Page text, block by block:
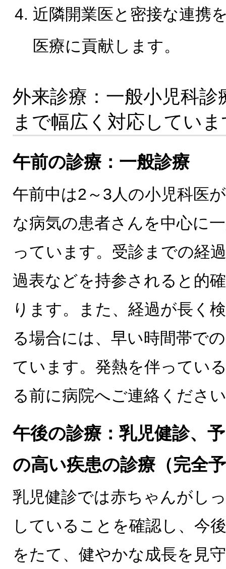
近隣開業医と密接な連携
医療に貢献します。
外来診療：一般小児科診
まで幅広く対応してい
午前の診療：一般診療
午前中は2～3人の小児科医
な病気の患者さんを中心に
っています。受診までの経
過表などを持参されると的
ります。また、経過が長く
る場合には、早い時間帯で
ています。発熱を伴ってい
る前に病院へご連絡くださ
午後の診療：乳児健診、
の高い疾患の診療（完全
乳児健診では赤ちゃんがし
していることを確認し、今
をたて、健やかな成長を見